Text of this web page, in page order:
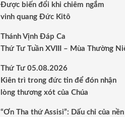
Được biến đổi khi chiêm ngắm
vinh quang Đức Kitô
Thánh Vịnh Đáp Ca
Thứ Tư Tuần XVIII – Mùa Thường
Thứ Tư 05.08.2026
Kiên trì trong đức tin để đón nhận
lòng thương xót của Chúa
“Ơn Tha thứ Assisi”: Dấu chỉ của